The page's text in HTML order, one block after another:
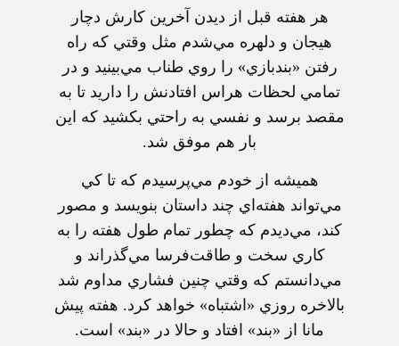
هر هفته‌ قبل‌ از ديدن‌ آخرين‌ كارش‌ دچار
هيجان‌ و دلهره‌ مي‌شدم‌ مثل‌ وقتي‌ كه‌ راه‌
رفتن‌ «بندبازي‌» را روي‌ طناب‌ مي‌بينيد و در
تمامي‌ لحظات‌ هراس‌ افتادنش‌ را داريد تا به‌
مقصد برسد و نفسي‌ به‌ راحتي‌ بكشيد كه‌ اين‌
بار هم‌ موفق‌ شد.
هميشه‌ از خودم‌ مي‌پرسيدم‌ كه‌ تا كي‌
مي‌تواند هفته‌اي‌ چند داستان‌ بنويسد و مصور
كند، مي‌ديدم‌ كه‌ چطور تمام‌ طول‌ هفته‌ را به‌
كاري‌ سخت‌ و طاقت‌فرسا مي‌گذراند و
مي‌دانستم‌ كه‌ وقتي‌ چنين‌ فشاري‌ مداوم‌ شد
بالاخره‌ روزي‌ «اشتباه» خواهد كرد. هفته‌ پيش‌
مانا از «بند» افتاد و حالا در «بند» است‌.